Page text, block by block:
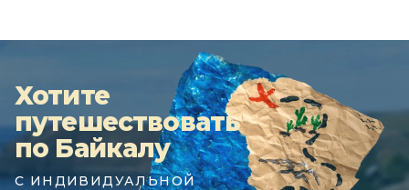
Хотите
путешествовать
по Байкалу
С ИНДИВИДУАЛЬНОЙ